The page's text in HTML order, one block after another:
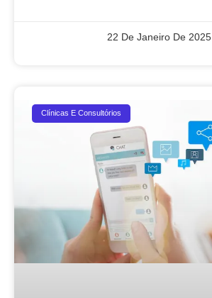
22 De Janeiro De 2025
Clínicas E Consultórios